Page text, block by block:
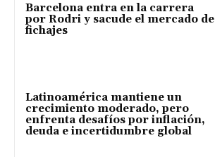
Barcelona entra en la carrera
por Rodri y sacude el mercado de
fichajes
Latinoamérica mantiene un
crecimiento moderado, pero
enfrenta desafíos por inflación,
deuda e incertidumbre global